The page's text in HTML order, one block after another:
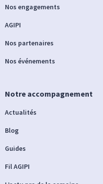
Nos engagements
AGIPI
Nos partenaires
Nos événements
Notre accompagnement
Actualités
Blog
Guides
Fil AGIPI